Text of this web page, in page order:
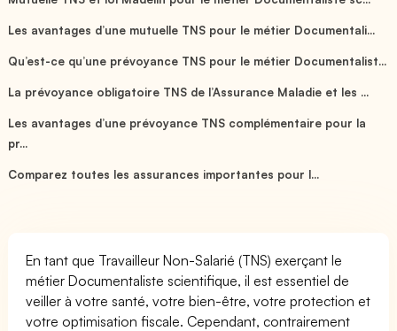
Les avantages d’une mutuelle TNS pour le métier Documentali...
Qu’est-ce qu’une prévoyance TNS pour le métier Documentalist...
La prévoyance obligatoire TNS de l’Assurance Maladie et les ...
Les avantages d’une prévoyance TNS complémentaire pour la
pr...
Comparez toutes les assurances importantes pour l...
En tant que Travailleur Non-Salarié (TNS) exerçant le
métier Documentaliste scientifique, il est essentiel de
veiller à votre santé, votre bien-être, votre protection et
votre optimisation fiscale. Cependant, contrairement